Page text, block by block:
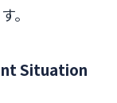
。
Situation